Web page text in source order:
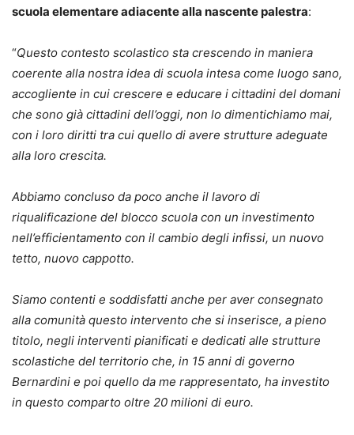
scuola elementare adiacente alla nascente palestra:
“Questo contesto scolastico sta crescendo in maniera
coerente alla nostra idea di scuola intesa come luogo sano,
accogliente in cui crescere e educare i cittadini del domani
che sono già cittadini dell’oggi, non lo dimentichiamo mai,
con i loro diritti tra cui quello di avere strutture adeguate
alla loro crescita.
Abbiamo concluso da poco anche il lavoro di
riqualificazione del blocco scuola con un investimento
nell’efficientamento con il cambio degli infissi, un nuovo
tetto, nuovo cappotto.
Siamo contenti e soddisfatti anche per aver consegnato
alla comunità questo intervento che si inserisce, a pieno
titolo, negli interventi pianificati e dedicati alle strutture
scolastiche del territorio che, in 15 anni di governo
Bernardini e poi quello da me rappresentato, ha investito
in questo comparto oltre 20 milioni di euro.